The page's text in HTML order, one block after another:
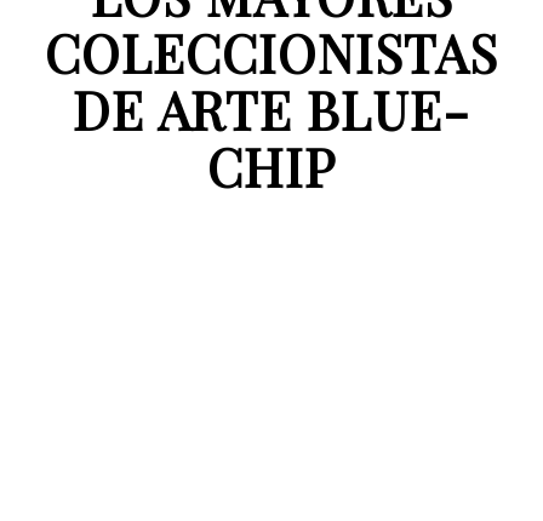
COLECCIONISTAS
DE ARTE BLUE-
CHIP